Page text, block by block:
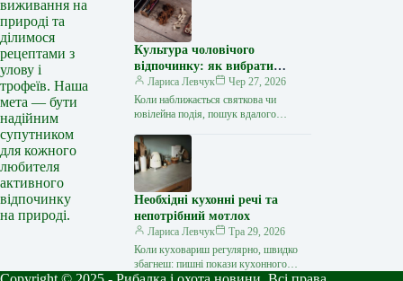
виживання на
природі та
ділимося
рецептами з
улову і
трофеїв. Наша
мета — бути
надійним
супутником
для кожного
любителя
активного
відпочинку
на природі.
горизонти…
Культура чоловічого
відпочинку: як вибрати
стильний та корисний
подарунок
Лариса Левчук
Чер 27, 2026
Коли наближається святкова чи
ювілейна подія, пошук вдалого
близької людини нерідко
перетворюється на складне завдання.
…
Необхідні кухонні речі та
непотрібний мотлох
Лариса Левчук
Тра 29, 2026
Коли куховариш регулярно, швидко
збагнеш: пишні покази кухонного